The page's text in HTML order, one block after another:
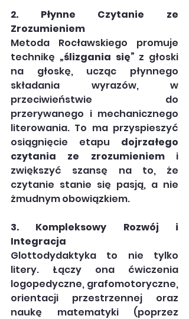
2. Płynne Czytanie ze
Zrozumieniem
Metoda Rocławskiego promuje
technikę „ślizgania się” z głoski
na głoskę, ucząc płynnego
składania wyrazów, w
przeciwieństwie do
przerywanego i mechanicznego
literowania. To ma przyspieszyć
osiągnięcie etapu dojrzałego
czytania ze zrozumieniem i
zwiększyć szansę na to, że
czytanie stanie się pasją, a nie
żmudnym obowiązkiem.
3. Kompleksowy Rozwój i
Integracja
Glottodydaktyka to nie tylko
litery. Łączy ona ćwiczenia
logopedyczne, grafomotoryczne,
orientacji przestrzennej oraz